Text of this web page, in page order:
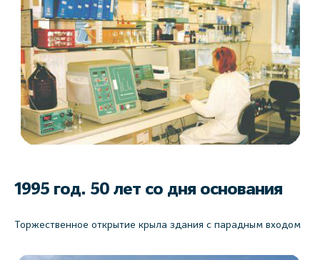
1995 год. 50 лет со дня основания
Торжественное открытие крыла здания с парадным входом